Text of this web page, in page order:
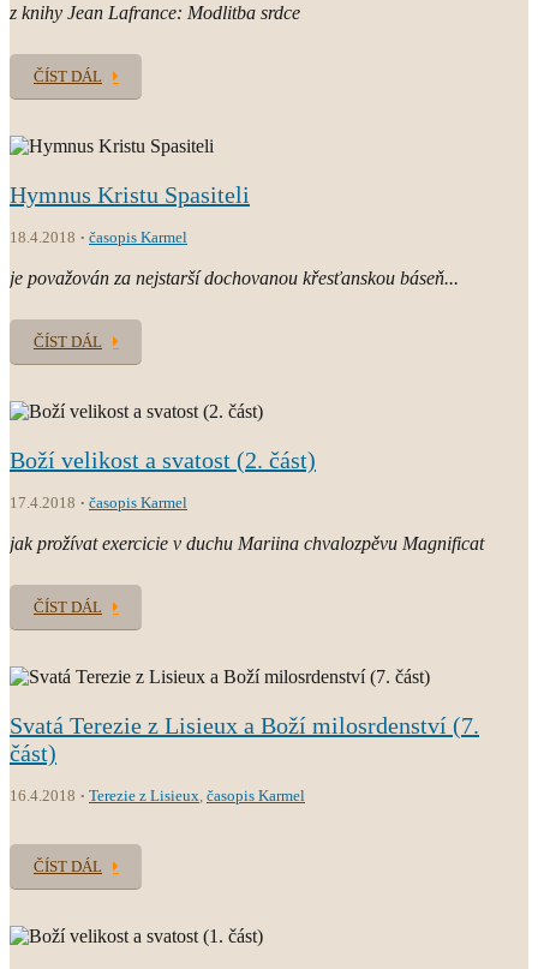
z knihy Jean Lafrance: Modlitba srdce
ČÍST DÁL
Hymnus Kristu Spasiteli
18.4.2018 časopis Karmel
je považován za nejstarší dochovanou křesťanskou báseň...
ČÍST DÁL
Boží velikost a svatost (2. část)
17.4.2018 časopis Karmel
jak prožívat exercicie v duchu Mariina chvalozpěvu Magnificat
ČÍST DÁL
Svatá Terezie z Lisieux a Boží milosrdenství (7.
část)
16.4.2018 Terezie z Lisieux časopis Karmel
ČÍST DÁL